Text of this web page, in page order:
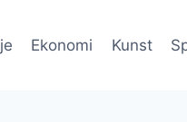
Ekonomi Kunst